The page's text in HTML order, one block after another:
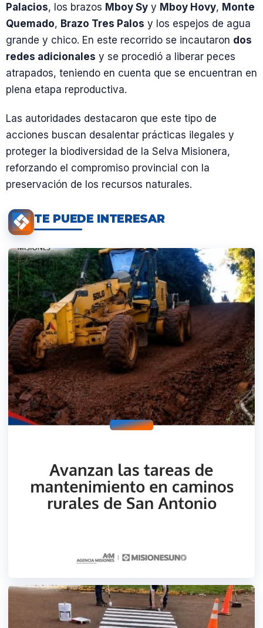
Palacios, los brazos Mboy Sy y Mboy Hovy, Monte
Quemado, Brazo Tres Palos y los espejos de agua
grande y chico. En este recorrido se incautaron dos
redes adicionales y se procedió a liberar peces
atrapados, teniendo en cuenta que se encuentran en
plena etapa reproductiva.
Las autoridades destacaron que este tipo de
acciones buscan desalentar prácticas ilegales y
proteger la biodiversidad de la Selva Misionera,
reforzando el compromiso provincial con la
preservación de los recursos naturales.
TE PUEDE INTERESAR